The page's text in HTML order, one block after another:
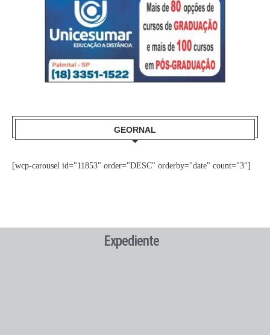
GEORNAL
[wcp-carousel id="11853" order="DESC" orderby="date" count="3"]
Expediente